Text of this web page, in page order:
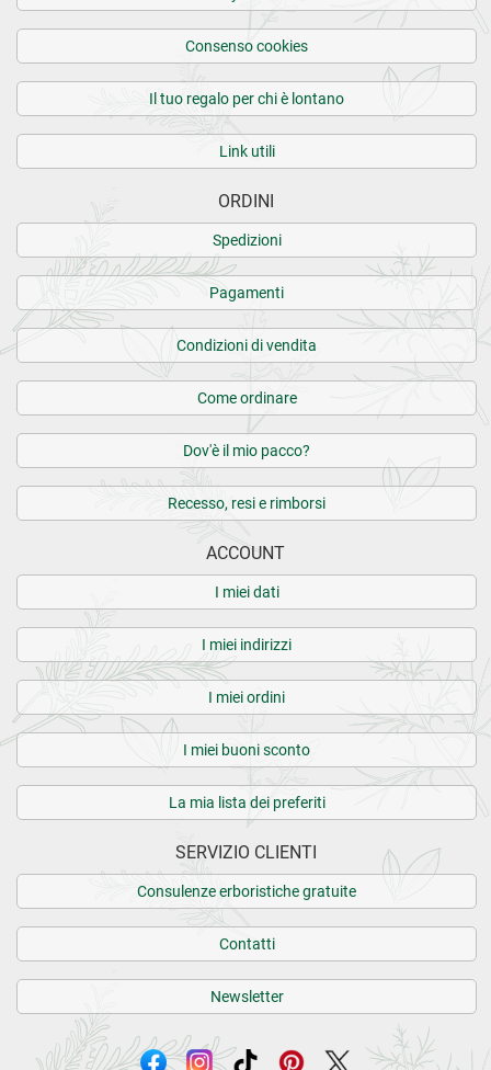
Consenso cookies
Il tuo regalo per chi è lontano
Link utili
ORDINI
Spedizioni
Pagamenti
Condizioni di vendita
Come ordinare
Dov'è il mio pacco?
Recesso, resi e rimborsi
ACCOUNT
I miei dati
I miei indirizzi
I miei ordini
I miei buoni sconto
La mia lista dei preferiti
SERVIZIO CLIENTI
Consulenze erboristiche gratuite
Contatti
Newsletter